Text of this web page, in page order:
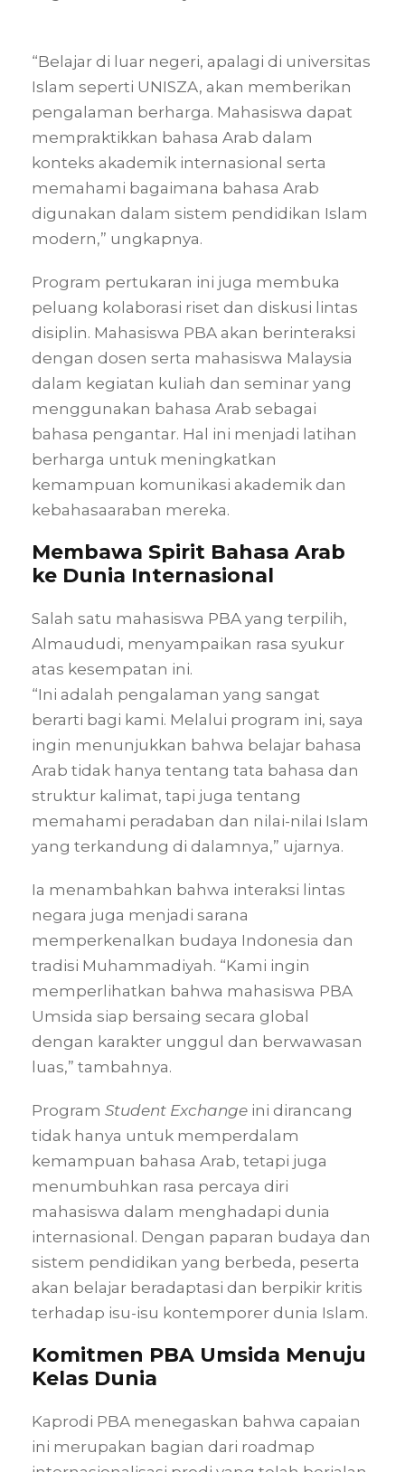
“Belajar di luar negeri, apalagi di universitas
Islam seperti UNISZA, akan memberikan
pengalaman berharga. Mahasiswa dapat
mempraktikkan bahasa Arab dalam
konteks akademik internasional serta
memahami bagaimana bahasa Arab
digunakan dalam sistem pendidikan Islam
modern,” ungkapnya.
Program pertukaran ini juga membuka
peluang kolaborasi riset dan diskusi lintas
disiplin. Mahasiswa PBA akan berinteraksi
dengan dosen serta mahasiswa Malaysia
dalam kegiatan kuliah dan seminar yang
menggunakan bahasa Arab sebagai
bahasa pengantar. Hal ini menjadi latihan
berharga untuk meningkatkan
kemampuan komunikasi akademik dan
kebahasaaraban mereka.
Membawa Spirit Bahasa Arab
ke Dunia Internasional
Salah satu mahasiswa PBA yang terpilih,
Almaududi, menyampaikan rasa syukur
atas kesempatan ini.
“Ini adalah pengalaman yang sangat
berarti bagi kami. Melalui program ini, saya
ingin menunjukkan bahwa belajar bahasa
Arab tidak hanya tentang tata bahasa dan
struktur kalimat, tapi juga tentang
memahami peradaban dan nilai-nilai Islam
yang terkandung di dalamnya,” ujarnya.
Ia menambahkan bahwa interaksi lintas
negara juga menjadi sarana
memperkenalkan budaya Indonesia dan
tradisi Muhammadiyah. “Kami ingin
memperlihatkan bahwa mahasiswa PBA
Umsida siap bersaing secara global
dengan karakter unggul dan berwawasan
luas,” tambahnya.
Program Student Exchange ini dirancang
tidak hanya untuk memperdalam
kemampuan bahasa Arab, tetapi juga
menumbuhkan rasa percaya diri
mahasiswa dalam menghadapi dunia
internasional. Dengan paparan budaya dan
sistem pendidikan yang berbeda, peserta
akan belajar beradaptasi dan berpikir kritis
terhadap isu-isu kontemporer dunia Islam.
Komitmen PBA Umsida Menuju
Kelas Dunia
Kaprodi PBA menegaskan bahwa capaian
ini merupakan bagian dari roadmap